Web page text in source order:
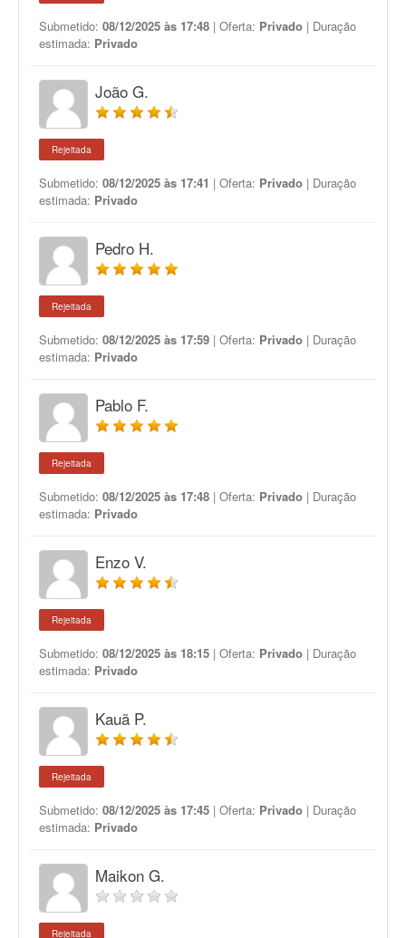
Submetido: 08/12/2025 às 17:48 | Oferta: Privado | Duração
estimada: Privado
João G.
Rejeitada
Submetido: 08/12/2025 às 17:41 | Oferta: Privado | Duração
estimada: Privado
Pedro H.
Rejeitada
Submetido: 08/12/2025 às 17:59 | Oferta: Privado | Duração
estimada: Privado
Pablo F.
Rejeitada
Submetido: 08/12/2025 às 17:48 | Oferta: Privado | Duração
estimada: Privado
Enzo V.
Rejeitada
Submetido: 08/12/2025 às 18:15 | Oferta: Privado | Duração
estimada: Privado
Kauã P.
Rejeitada
Submetido: 08/12/2025 às 17:45 | Oferta: Privado | Duração
estimada: Privado
Maikon G.
Rejeitada